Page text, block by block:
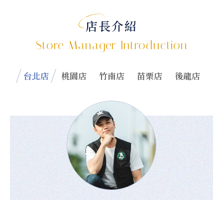
店長介紹
Store Manager Introduction
台北店 桃園店 竹南店 苗栗店 後龍店